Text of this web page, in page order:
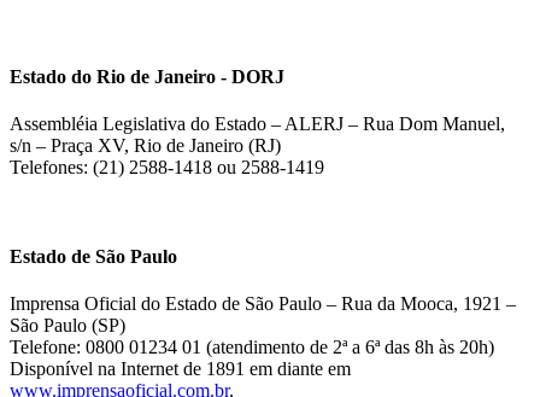
Estado do Rio de Janeiro - DORJ
Assembléia Legislativa do Estado – ALERJ – Rua Dom Manuel,
s/n – Praça XV, Rio de Janeiro (RJ)
Telefones: (21) 2588-1418 ou 2588-1419
Estado de São Paulo
Imprensa Oficial do Estado de São Paulo – Rua da Mooca, 1921 –
São Paulo (SP)
Telefone: 0800 01234 01 (atendimento de 2ª a 6ª das 8h às 20h)
Disponível na Internet de 1891 em diante em
www.imprensaoficial.com.br.